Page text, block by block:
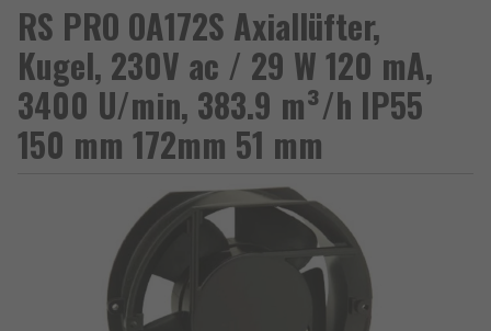
RS PRO OA172S Axiallüfter,
Kugel, 230V ac / 29 W 120 mA,
3400 U/min, 383.9 m³/h IP55
150 mm 172mm 51 mm